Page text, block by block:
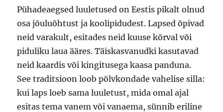
Pühadeaegsed luuletused on Eestis pikalt olnud
osa jõuluõhtust ja koolipidudest. Lapsed õpivad
neid varakult, esitades neid kuuse kõrval või
piduliku laua ääres. Täiskasvanudki kasutavad
neid kaardis või kingitusega kaasa panduna.
See traditsioon loob põlvkondade vahelise silla:
kui laps loeb sama luuletust, mida omal ajal
esitas tema vanem või vanaema, sünnib eriline